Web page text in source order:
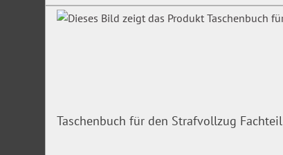
Taschenbuch für den Strafvollzug Fachteil